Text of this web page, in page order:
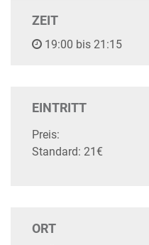
ZEIT
19:00 bis 21:15
EINTRITT
Preis:
Standard: 21€
ORT